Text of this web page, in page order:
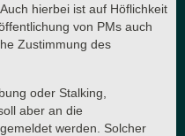
hierbei ist auf Höflichkeit
von PMs auch
Zustimmung des
oder Stalking,
aber an die
werden. Solcher